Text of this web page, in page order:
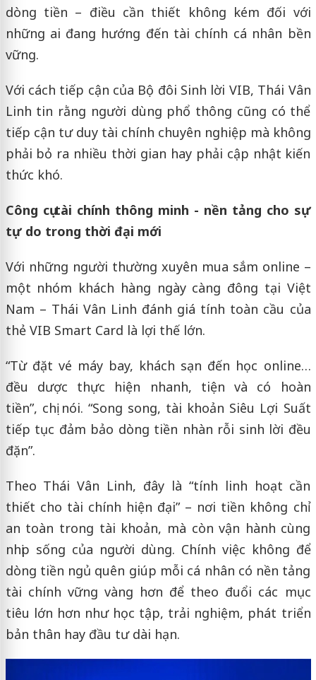
dòng tiền – điều cần thiết không kém đối với
những ai đang hướng đến tài chính cá nhân bền
vững.
Với cách tiếp cận của Bộ đôi Sinh lời VIB, Thái Vân
Linh tin rằng người dùng phổ thông cũng có thể
tiếp cận tư duy tài chính chuyên nghiệp mà không
phải bỏ ra nhiều thời gian hay phải cập nhật kiến
thức khó.
Công cụ tài chính thông minh - nền tảng cho sự
tự do trong thời đại mới
Với những người thường xuyên mua sắm online –
một nhóm khách hàng ngày càng đông tại Việt
Nam – Thái Vân Linh đánh giá tính toàn cầu của
thẻ VIB Smart Card là lợi thế lớn.
“Từ đặt vé máy bay, khách sạn đến học online…
đều dược thực hiện nhanh, tiện và có hoàn
tiền”, chị nói. “Song song, tài khoản Siêu Lợi Suất
tiếp tục đảm bảo dòng tiền nhàn rỗi sinh lời đều
đặn”.
Theo Thái Vân Linh, đây là “tính linh hoạt cần
thiết cho tài chính hiện đại” – nơi tiền không chỉ
an toàn trong tài khoản, mà còn vận hành cùng
nhịp sống của người dùng. Chính việc không để
dòng tiền ngủ quên giúp mỗi cá nhân có nền tảng
tài chính vững vàng hơn để theo đuổi các mục
tiêu lớn hơn như học tập, trải nghiệm, phát triển
bản thân hay đầu tư dài hạn.